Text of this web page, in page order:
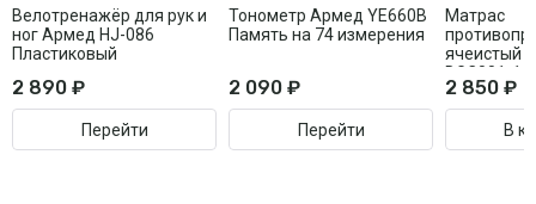
Велотренажёр для рук и
ног Армед HJ-086
Пластиковый
2 890 ₽
Перейти
Тонометр Армед YE660B
Память на 74 измерения
2 090 ₽
Перейти
Матрас
ячеистый
DGC001-1
статик
2 850 ₽
В